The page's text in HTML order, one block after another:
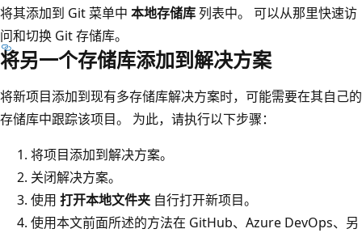
将其添加到 Git 菜单中 本地存储库 列表中。 可以从那里快速访
问和切换 Git 存储库。
将另一个存储库添加到解决方案
将新项目添加到现有多存储库解决方案时，可能需要在其自己的
存储库中跟踪该项目。 为此，请执行以下步骤：
将项目添加到解决方案。
关闭解决方案。
使用 打开本地文件夹 自行打开新项目。
使用本文前面所述的方法在 GitHub、Azure DevOps、另